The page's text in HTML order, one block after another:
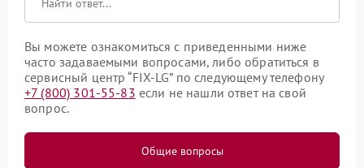
Вы можете ознакомиться с приведенными ниже
часто задаваемыми вопросами, либо обратиться в
сервисный центр “FIX-LG” по следующему телефону
+7 (800) 301-55-83 если не нашли ответ на свой
вопрос.
Общие вопросы